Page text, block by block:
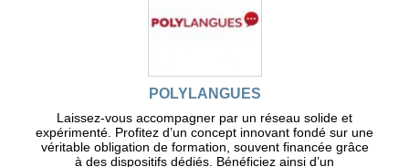
POLYLANGUES
Laissez-vous accompagner par un réseau solide et
expérimenté. Profitez d’un concept innovant fondé sur une
véritable obligation de formation, souvent financée grâce
à des dispositifs dédiés. Bénéficiez ainsi d’un